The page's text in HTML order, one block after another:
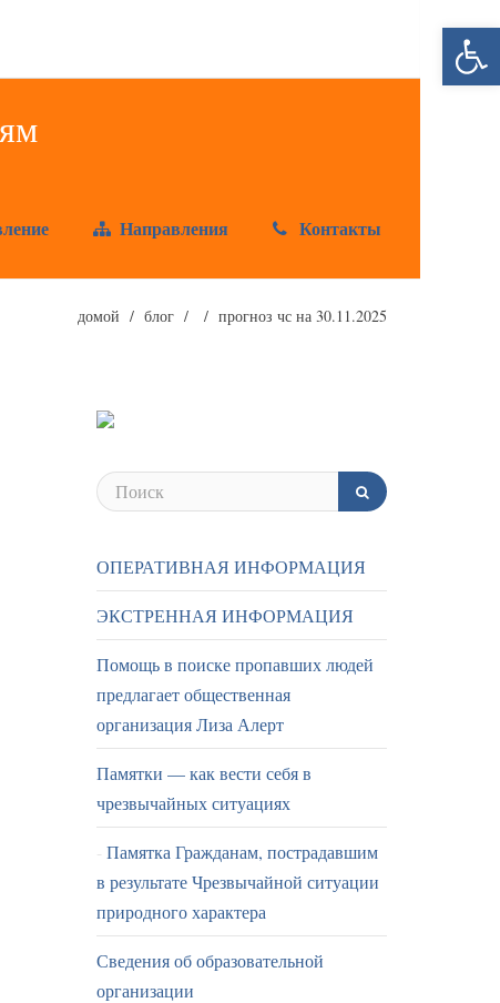
Направления Контакты
домой блог прогноз чс на 30.11.2025
ОПЕРАТИВНАЯ ИНФОРМАЦИЯ
ЭКСТРЕННАЯ ИНФОРМАЦИЯ
Помощь в поиске пропавших людей
предлагает общественная
организация Лиза Алерт
Памятки — как вести себя в
чрезвычайных ситуациях
Памятка Гражданам, пострадавшим
в результате Чрезвычайной ситуации
природного характера
Сведения об образовательной
организации